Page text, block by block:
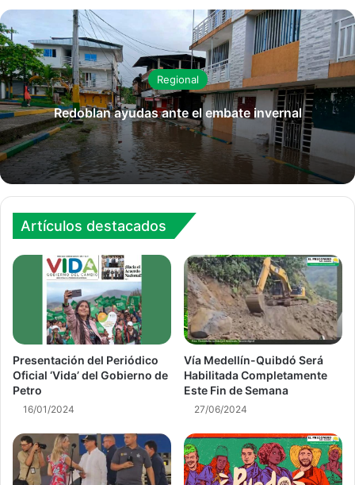
Regional
Redoblan ayudas ante el embate invernal
Artículos destacados
Presentación del Periódico
Oficial ‘Vida’ del Gobierno de
Petro
16/01/2024
Vía Medellín-Quibdó Será
Habilitada Completamente
Este Fin de Semana
27/06/2024